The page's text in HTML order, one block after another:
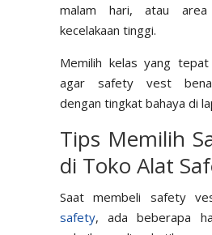
malam hari, atau
kecelakaan tinggi.
Memilih kelas yang
agar safety vest
dengan tingkat bahaya di
Tips Memilih
di Toko Alat
Saat membeli safety
safety, ada beberapa